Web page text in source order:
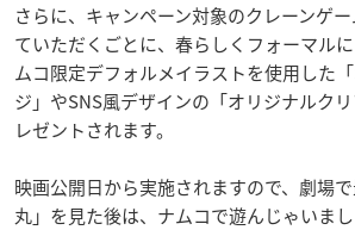
さらに、キャンペーン対象のクレーンゲ
ていただくごとに、春らしくフォーマル
ムコ限定デフォルメイラストを使用した
ジ」やSNS風デザインの「オリジナルク
レゼントされます。
映画公開日から実施されますので、劇場
丸」を見た後は、ナムコで遊んじゃいまし